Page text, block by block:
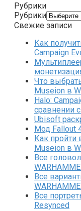
Рубрики
Рубрики
Свежие записи
Как
Campaign
Что
Museion в
Halo:
сравнении
Ubisoft
Мод Fallout
Как пройти
Museion в
Все
Все
Все
Resynced